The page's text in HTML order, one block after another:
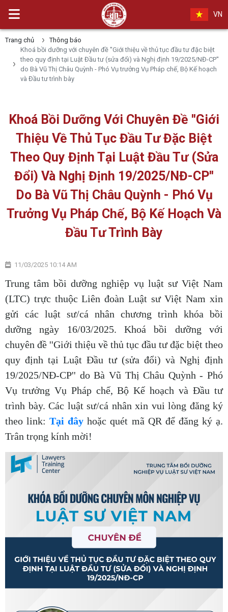
VN
Trang chủ
Thông báo
Khoá bồi dưỡng với chuyên đề ''Giới thiệu về thủ tục đầu tư đặc biệt
theo quy định tại Luật Đầu tư (sửa đổi) và Nghị định 19/2025/NĐ-CP''
do Bà Vũ Thị Châu Quỳnh - Phó Vụ trưởng Vụ Pháp chế, Bộ Kế hoạch
và Đầu tư trình bày
Khoá Bồi Dưỡng Với Chuyên Đề ''Giới
Thiệu Về Thủ Tục Đầu Tư Đặc Biệt
Theo Quy Định Tại Luật Đầu Tư (sửa
Đổi) Và Nghị Định 19/2025/NĐ-CP''
Do Bà Vũ Thị Châu Quỳnh - Phó Vụ
Trưởng Vụ Pháp Chế, Bộ Kế Hoạch Và
Đầu Tư Trình Bày
11/03/2025 10:14 AM
Trung tâm bồi dưỡng nghiệp vụ luật sư Việt Nam
(LTC) trực thuộc Liên đoàn Luật sư Việt Nam xin
gửi các luật sư/cá nhân chương trình khóa bồi
dưỡng ngày 16/03/2025. Khoá bồi dưỡng với
chuyên đề ''Giới thiệu về thủ tục đầu tư đặc biệt theo
quy định tại Luật Đầu tư (sửa đổi) và Nghị định
19/2025/NĐ-CP'' do Bà Vũ Thị Châu Quỳnh - Phó
Vụ trưởng Vụ Pháp chế, Bộ Kế hoạch và Đầu tư
trình bày. Các luật sư/cá nhân xin vui lòng đăng ký
theo link:Tại đây hoặc quét mã QR để đăng ký ạ.
Trân trọng kính mời!